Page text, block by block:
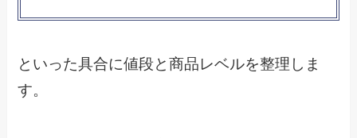
といった具合に値段と商品レベルを整理しま
す。